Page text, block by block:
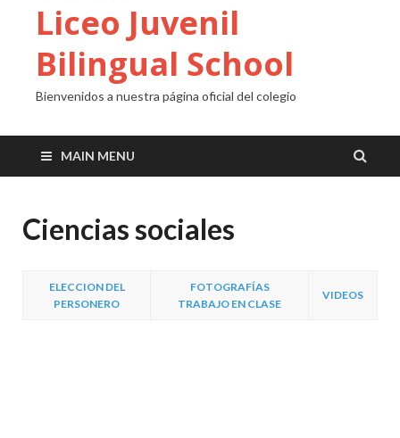
Liceo Juvenil
Bilingual School
Bienvenidos a nuestra página oficial del colegio
MAIN MENU
Ciencias sociales
ELECCION DEL
PERSONERO
FOTOGRAFÍAS
TRABAJO EN CLASE
VIDEOS